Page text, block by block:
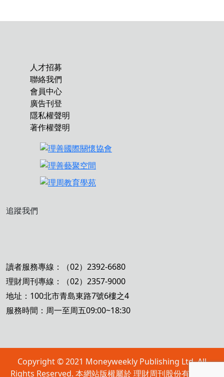
人才招募
聯絡我們
會員中心
廣告刊登
隱私權聲明
著作權聲明
追蹤我們
讀者服務專線：（02）2392-6680
理財周刊專線：（02）2357-9000
地址：100北市青島東路7號6樓之4
服務時間：周一至周五09:00~18:30
Copyright © 2021 Moneyweekly Publishing Ltd. All
Rights Reserved. 本網站版權屬於 理財周刊股份有限公司